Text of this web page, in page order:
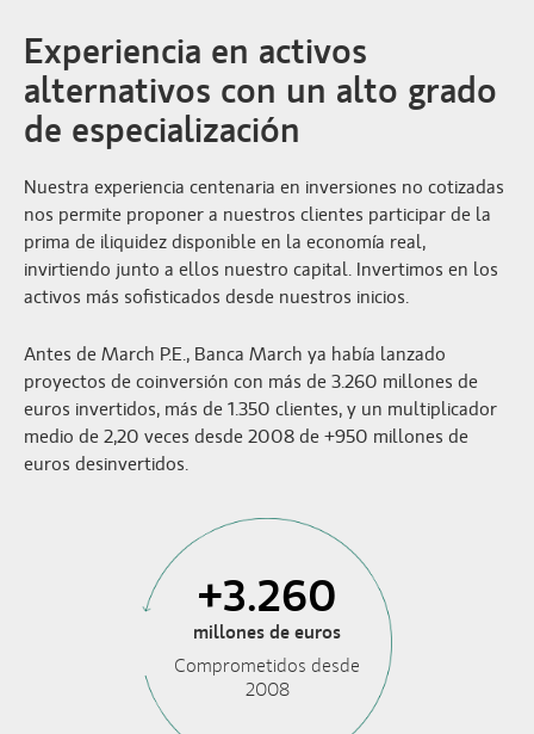
Experiencia en activos
alternativos con un alto grado
de especialización
Nuestra experiencia centenaria en inversiones no cotizadas
nos permite proponer a nuestros clientes participar de la
prima de iliquidez disponible en la economía real,
invirtiendo junto a ellos nuestro capital. Invertimos en los
activos más sofisticados desde nuestros inicios.
Antes de March P.E., Banca March ya había lanzado
proyectos de coinversión con más de 3.260 millones de
euros invertidos, más de 1.350 clientes, y un multiplicador
medio de 2,20 veces desde 2008 de +950 millones de
euros desinvertidos.
+3.260
millones de euros
Comprometidos desde
2008